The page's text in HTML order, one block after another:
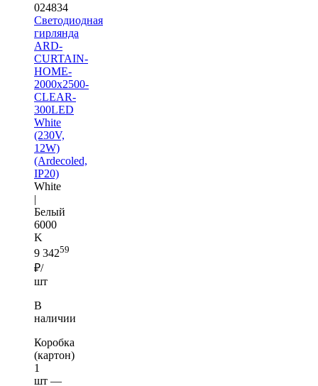
024834
Светодиодная
гирлянда
ARD-
CURTAIN-
HOME-
2000x2500-
CLEAR-
300LED
White
(230V,
12W)
(Ardecoled,
IP20)
White
|
Белый
6000
K
9 34259
₽/
шт
В
наличии
Коробка
(картон)
1
шт —